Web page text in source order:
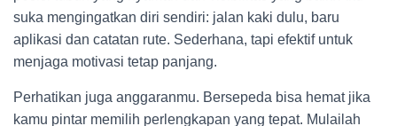
suka mengingatkan diri sendiri: jalan kaki dulu, baru
aplikasi dan catatan rute. Sederhana, tapi efektif untuk
menjaga motivasi tetap panjang.
Perhatikan juga anggaranmu. Bersepeda bisa hemat jika
kamu pintar memilih perlengkapan yang tepat. Mulailah